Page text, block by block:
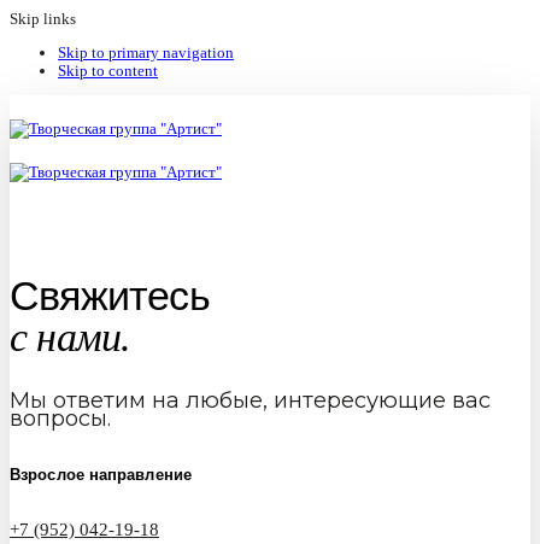
Skip links
Skip to primary navigation
Skip to content
Свяжитесь
с нами.
Мы ответим на любые, интересующие вас
вопросы.
Взрослое направление
+7 (952) 042-19-18